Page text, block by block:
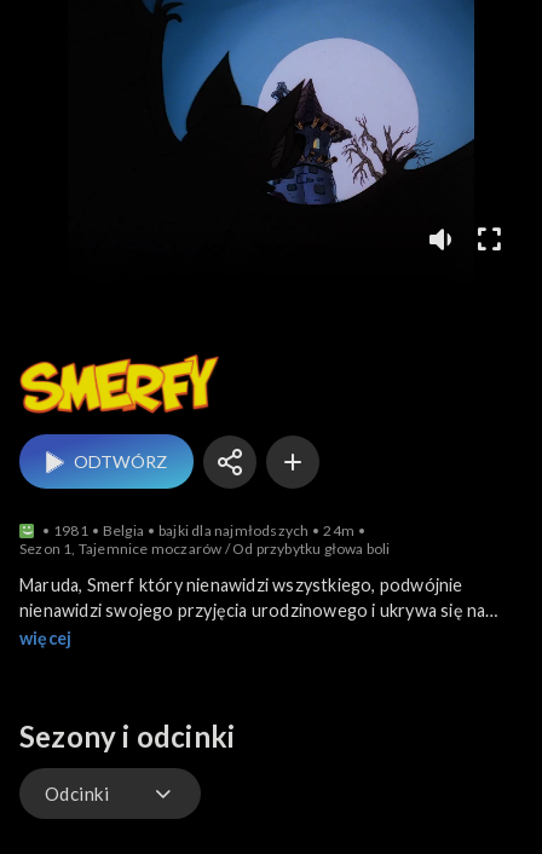
Smerfy
ODTWÓRZ
1981 Belgia bajki dla najmłodszych
24m
Sezon 1, Tajemnice moczarów / Od przybytku głowa boli
Maruda, Smerf który nienawidzi wszystkiego, podwójnie
nienawidzi swojego przyjęcia urodzinowego i ukrywa się na
Moczarach Cienia... Spotka tam dziwne istoty i jeszcze
duplikuje wszystko, czego dotknie. I niespodzianka! Nagle jest
sześciu Wajch! To tworzy kilka ciekawych sytuacji we Wsi... I
również u Gargamela!
więcej
Sezony i odcinki
Odcinki